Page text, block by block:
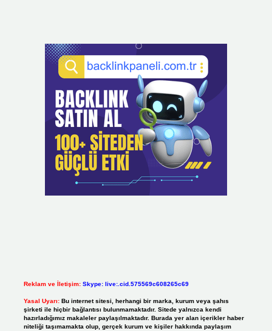
Reklam ve İletişim: Skype: live:.cid.575569c608265c69
Yasal Uyarı: Bu internet sitesi, herhangi bir marka, kurum veya şahıs
şirketi ile hiçbir bağlantısı bulunmamaktadır. Sitede yalnızca kendi
hazırladığımız makaleler paylaşılmaktadır. Burada yer alan içerikler haber
niteliği taşımamakta olup, gerçek kurum ve kişiler hakkında paylaşım